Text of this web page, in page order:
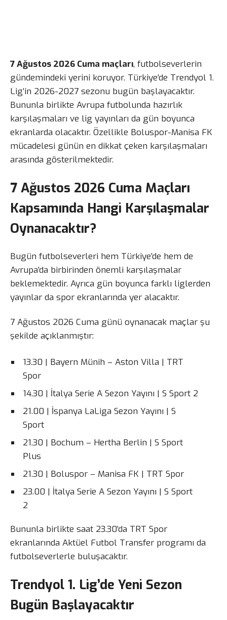
7 Ağustos 2026 Cuma maçları, futbolseverlerin
gündemindeki yerini koruyor. Türkiye’de Trendyol 1.
Lig’in 2026-2027 sezonu bugün başlayacaktır.
Bununla birlikte Avrupa futbolunda hazırlık
karşılaşmaları ve lig yayınları da gün boyunca
ekranlarda olacaktır. Özellikle Boluspor-Manisa FK
mücadelesi günün en dikkat çeken karşılaşmaları
arasında gösterilmektedir.
7 Ağustos 2026 Cuma Maçları
Kapsamında Hangi Karşılaşmalar
Oynanacaktır?
Bugün futbolseverleri hem Türkiye’de hem de
Avrupa’da birbirinden önemli karşılaşmalar
beklemektedir. Ayrıca gün boyunca farklı liglerden
yayınlar da spor ekranlarında yer alacaktır.
7 Ağustos 2026 Cuma günü oynanacak maçlar şu
şekilde açıklanmıştır:
13.30 | Bayern Münih – Aston Villa | TRT
Spor
14.30 | İtalya Serie A Sezon Yayını | S Sport 2
21.00 | İspanya LaLiga Sezon Yayını | S
Sport
21.30 | Bochum – Hertha Berlin | S Sport
Plus
21.30 | Boluspor – Manisa FK | TRT Spor
23.00 | İtalya Serie A Sezon Yayını | S Sport
2
Bununla birlikte saat 23.30’da TRT Spor
ekranlarında Aktüel Futbol Transfer programı da
futbolseverlerle buluşacaktır.
Trendyol 1. Lig’de Yeni Sezon
Bugün Başlayacaktır